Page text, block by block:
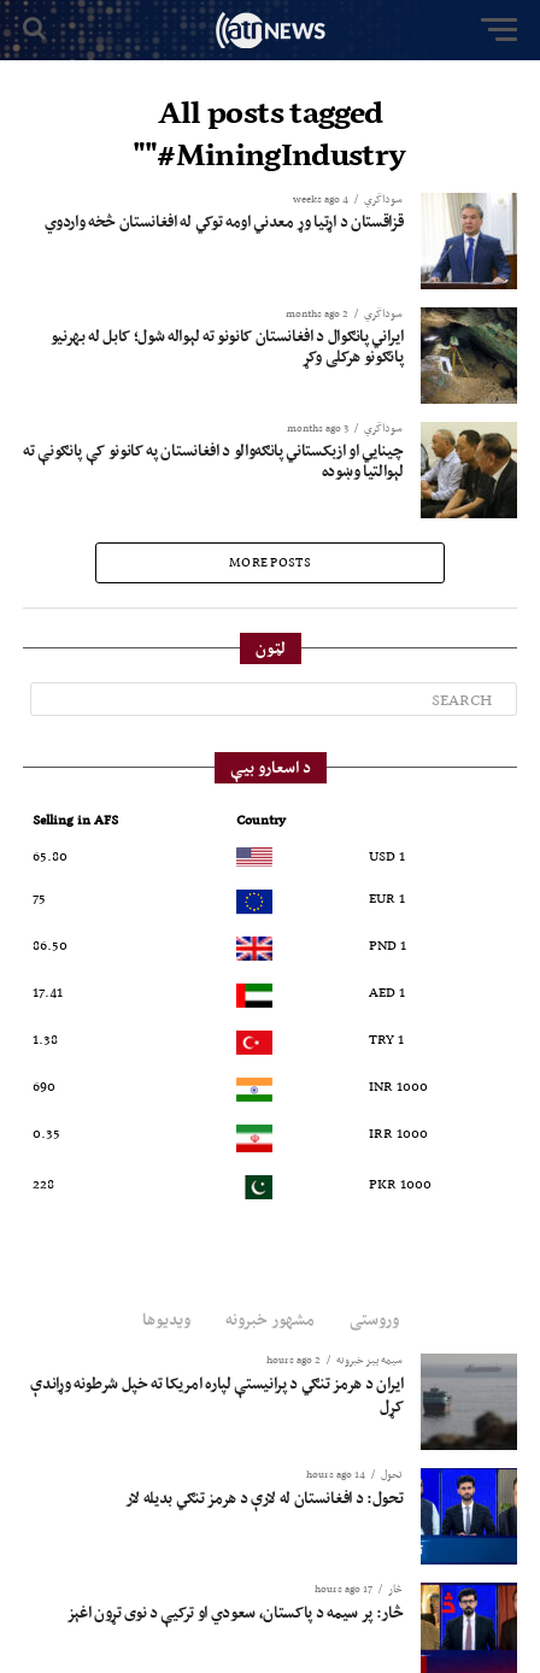
All posts tagged
"#MiningIndustry"
سوداگري 4 weeks ago
قزاقستان د اړتیا وړ معدني اومه توکي له افغانستان څخه واردوي
سوداگري 2 months ago
ایراني پانګوال د افغانستان کانونو ته لېواله شول؛ کابل له بهرنیو
پانګونو هرکلی وکړ
سوداگري 3 months ago
چینايي او ازبکستاني پانګه‌والو د افغانستان په کانونو کې پانګونې ته
لېوالتیا وښوده
MORE POSTS
لټون
د اسعارو بیې
Country
Selling in AFS
1 USD
65.80
1 EUR
75
1 PND
86.50
1 AED
17.41
1 TRY
1.38
1000 INR
690
1000 IRR
0.35
1000 PKR
228
وروستی مشهور خبرونه ویدیوها
سیمه ییز خبرونه 2 hours ago
ایران د هرمز تنګي د پرانیستې لپاره امریکا ته خپل شرطونه وړاندې
کړل
تحول 14 hours ago
تحول: د افغانستان له لارې د هرمز تنګي بدیله لار
څار 17 hours ago
څار: پر سیمه د پاکستان، سعودي او ترکیې د نوی تړون اغېز